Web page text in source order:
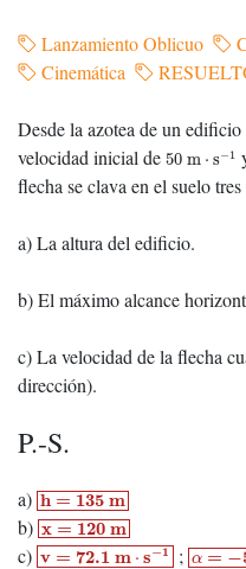
Lanzamiento Oblicuo
Cinemática
Desde la azotea de un
velocidad inicial de 50 m ⋅ s−1
50 −1
flecha se clava en el suelo
a) La altura del edificio.
b) El máximo alcance
c) La velocidad de la flecha
dirección).
P.-S.
a) h = 135 m
h=135 m
b) x = 120 m
x=120 m
c) v = 72.1 m ⋅ s−1
v=72.1 m⋅s−1 ; α = −
α=−